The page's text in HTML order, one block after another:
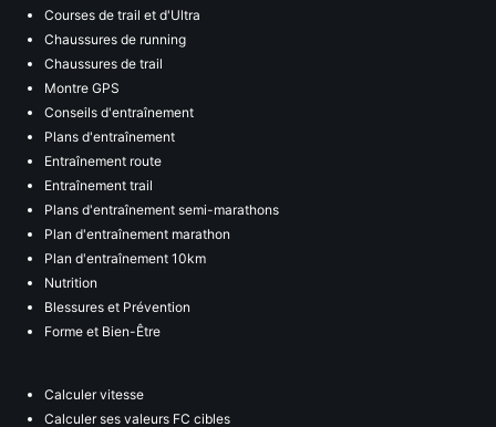
Courses de trail et d'Ultra
Chaussures de running
Chaussures de trail
Montre GPS
Conseils d'entraînement
Plans d'entraînement
Entraînement route
Entraînement trail
Plans d'entraînement semi-marathons
Plan d'entraînement marathon
Plan d'entraînement 10km
Nutrition
Blessures et Prévention
Forme et Bien-Être
Calculer vitesse
Calculer ses valeurs FC cibles